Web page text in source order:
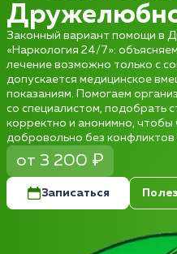
Законный вариант помощи в
«Наркология 24/7»:
лечение возможно только с
допускается медицинское
показаниям. Помогаем
со специалистом, подобрать
корректно и анонимно, чтобы
добровольно без конфликтов
от 3 200 ₽
Записаться